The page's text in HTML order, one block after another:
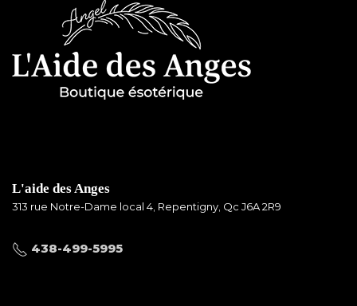
L'aide des Anges
313 rue Notre-Dame local 4, Repentigny, Qc J6A 2R9
438-499-5995